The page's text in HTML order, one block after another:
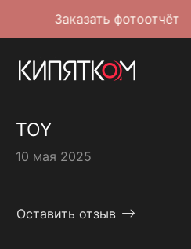
фотоотчёт
TOY
10 мая 2025
Оставить отзыв